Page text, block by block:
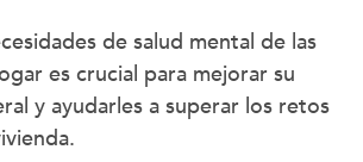
de salud mental de las
es crucial para mejorar su
y ayudarles a superar los retos